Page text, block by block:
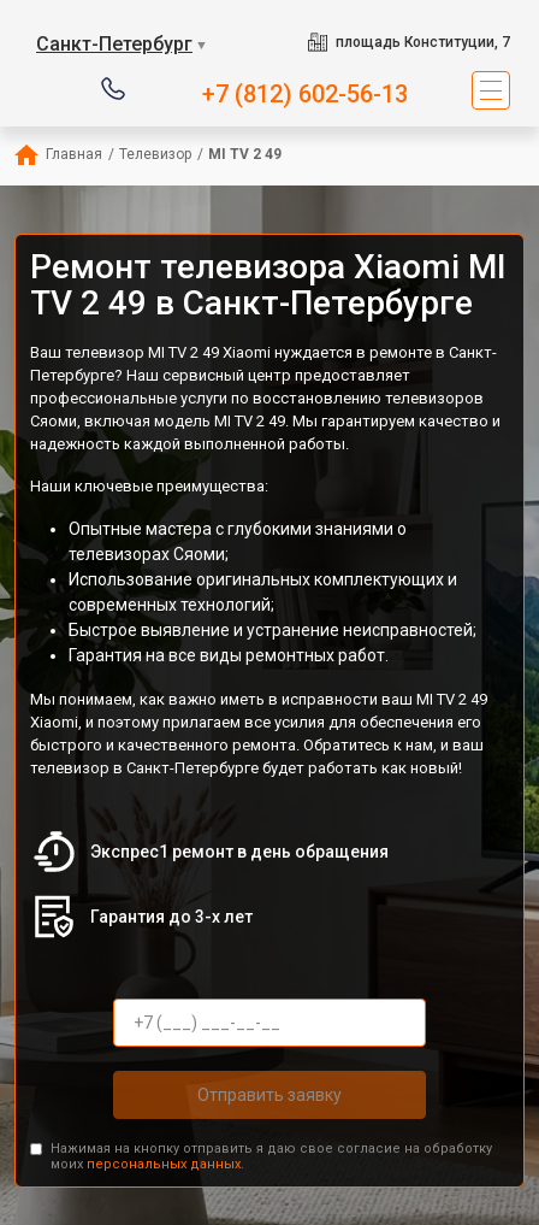
Санкт-Петербург ▼ площадь Конституции, 7
+7 (812) 602-56-13
Главная / Телевизор / MI TV 2 49
Ремонт телевизора Xiaomi MI
TV 2 49 в Санкт-Петербурге
Ваш телевизор MI TV 2 49 Xiaomi нуждается в ремонте в Санкт-
Петербурге? Наш сервисный центр предоставляет
профессиональные услуги по восстановлению телевизоров
Сяоми, включая модель MI TV 2 49. Мы гарантируем качество и
надежность каждой выполненной работы.
Наши ключевые преимущества:
Опытные мастера с глубокими знаниями о
телевизорах Сяоми;
Использование оригинальных комплектующих и
современных технологий;
Быстрое выявление и устранение неисправностей;
Гарантия на все виды ремонтных работ.
Мы понимаем, как важно иметь в исправности ваш MI TV 2 49
Xiaomi, и поэтому прилагаем все усилия для обеспечения его
быстрого и качественного ремонта. Обратитесь к нам, и ваш
телевизор в Санкт-Петербурге будет работать как новый!
Экспрес1 ремонт в день обращения
Гарантия до 3-х лет
Отправить заявку
Нажимая на кнопку отправить я даю свое согласие на обработку
моих персональных данных.